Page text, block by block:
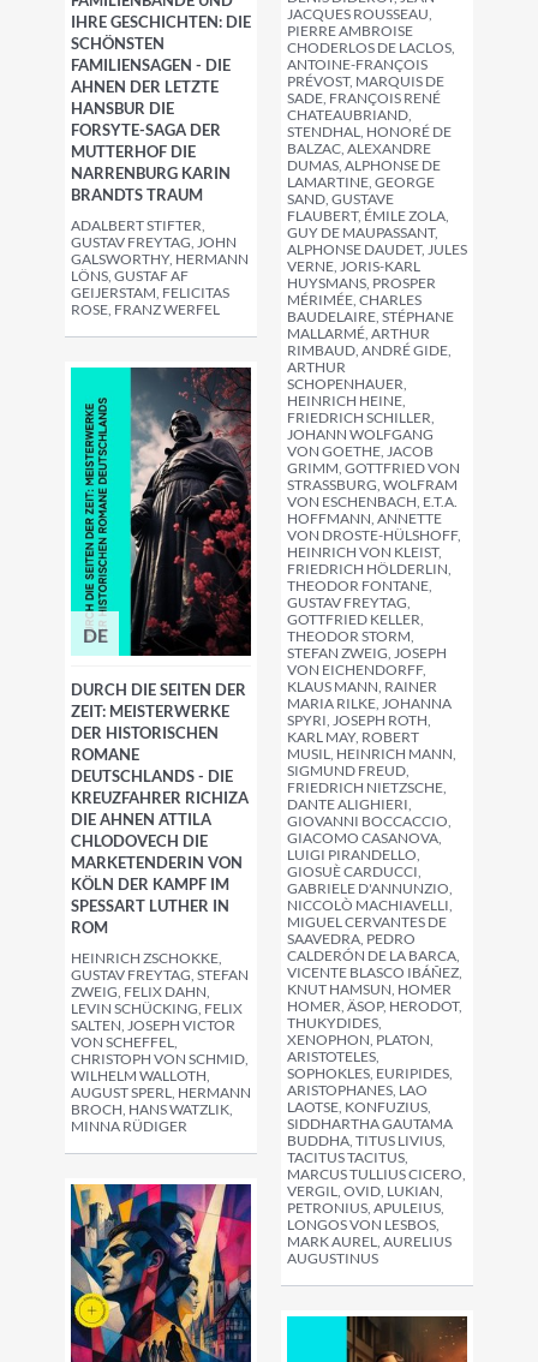
JACQUES ROUSSEAU,
PIERRE AMBROISE
CHODERLOS DE LACLOS,
ANTOINE-FRANÇOIS
PRÉVOST, MARQUIS DE
SADE, FRANÇOIS RENÉ
CHATEAUBRIAND,
STENDHAL, HONORÉ DE
BALZAC, ALEXANDRE
DUMAS, ALPHONSE DE
LAMARTINE, GEORGE
SAND, GUSTAVE
FLAUBERT, ÉMILE ZOLA,
GUY DE MAUPASSANT,
ALPHONSE DAUDET, JULES
VERNE, JORIS-KARL
HUYSMANS, PROSPER
MÉRIMÉE, CHARLES
BAUDELAIRE, STÉPHANE
MALLARMÉ, ARTHUR
RIMBAUD, ANDRÉ GIDE,
ARTHUR
SCHOPENHAUER,
HEINRICH HEINE,
FRIEDRICH SCHILLER,
JOHANN WOLFGANG
VON GOETHE, JACOB
GRIMM, GOTTFRIED VON
STRASSBURG, WOLFRAM V
ON ESCHENBACH, E.T.A. H
OFFMANN, ANNETTE V
ON DROSTE-HÜLSHOFF, H
EINRICH VON KLEIST, F
RIEDRICH HÖLDERLIN, T
HEODOR FONTANE, G
USTAV FREYTAG, G
OTTFRIED KELLER, T
HEODOR STORM, S
TEFAN ZWEIG, JOSEPH V
ON EICHENDORFF, K
LAUS MANN, RAINER M
ARIA RILKE, JOHANNA S
PYRI, JOSEPH ROTH, K
ARL MAY, ROBERT M
USIL, HEINRICH MANN, S
IGMUND FREUD, F
RIEDRICH NIETZSCHE, D
ANTE ALIGHIERI, G
IOVANNI BOCCACCIO, G
IACOMO CASANOVA, L
UIGI PIRANDELLO, G
IOSUÈ CARDUCCI, G
ABRIELE D'ANNUNZIO, N
ICCOLÒ MACHIAVELLI, M
IGUEL CERVANTES DE S
AAVEDRA, PEDRO C
ALDERÓN DE LA BARCA, V
ICENTE BLASCO IBÁÑEZ, K
NUT HAMSUN, HOMER H
OMER, ÄSOP, HERODOT,
THUKYDIDES,
XENOPHON, PLATON,
ARISTOTELES,
SOPHOKLES, EURIPIDES,
ARISTOPHANES, LAO L
AOTSE, KONFUZIUS, S
IDDHARTHA GAUTAMA B
UDDHA, TITUS LIVIUS, T
ACITUS TACITUS, M
ARCUS TULLIUS CICERO,
VERGIL, OVID, LUKIAN,
PETRONIUS, APULEIUS, L
ONGOS VON LESBOS, M
ARK AUREL, AURELIUS A
UGUSTINUS
IHRE GESCHICHTEN: DIE
SCHÖNSTEN
FAMILIENSAGEN - DIE
AHNEN DER LETZTE
HANSBUR DIE
FORSYTE-SAGA DER
MUTTERHOF DIE
NARRENBURG KARIN
BRANDTS TRAUM
ADALBERT STIFTER,
GUSTAV FREYTAG, JOHN
GALSWORTHY, HERMANN
LÖNS, GUSTAF AF
GEIJERSTAM, FELICITAS
ROSE, FRANZ WERFEL
DE
DURCH DIE SEITEN DER
ZEIT: MEISTERWERKE
DER HISTORISCHEN
ROMANE
DEUTSCHLANDS - DIE
KREUZFAHRER RICHIZA
DIE AHNEN ATTILA
CHLODOVECH DIE
MARKETENDERIN VON
KÖLN DER KAMPF IM
SPESSART LUTHER IN
ROM
HEINRICH ZSCHOKKE,
GUSTAV FREYTAG, STEFAN
ZWEIG, FELIX DAHN,
LEVIN SCHÜCKING, FELIX
SALTEN, JOSEPH VICTOR
VON SCHEFFEL,
CHRISTOPH VON SCHMID,
WILHELM WALLOTH,
AUGUST SPERL, HERMANN
BROCH, HANS WATZLIK,
MINNA RÜDIGER